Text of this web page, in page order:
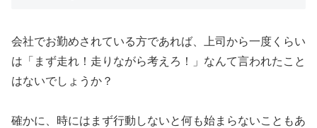
会社でお勤めされている方であれば、上司から一度くらい
は「まず走れ！走りながら考えろ！」なんて言われたこと
はないでしょうか？
確かに、時にはまず行動しないと何も始まらないこともあ